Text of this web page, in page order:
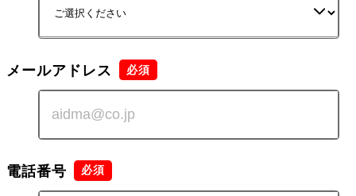
メールアドレス
電話番号